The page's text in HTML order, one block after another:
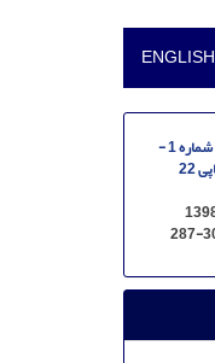
ENGLISH
دوره 12، شماره 1 -
22
287-